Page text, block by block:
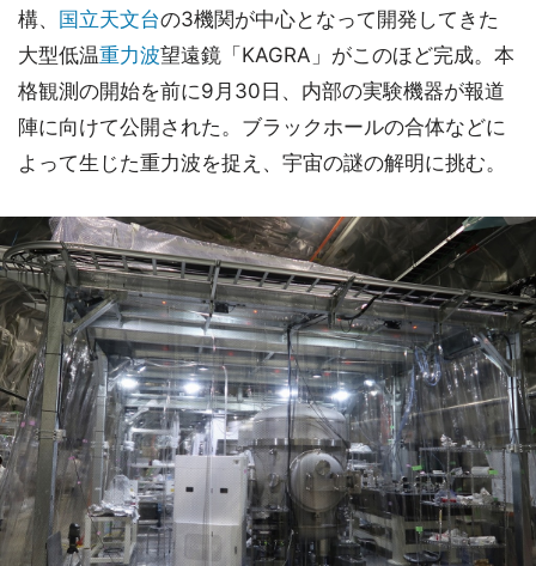
構、 国立天文台の3機関が中心となって開発してきた
大型低温重力波望遠鏡「KAGRA」がこのほど完成。本
格観測の開始を前に9月30日、内部の実験機器が報道
陣に向けて公開された。ブラックホールの合体などに
よって生じた重力波を捉え、宇宙の謎の解明に挑む。